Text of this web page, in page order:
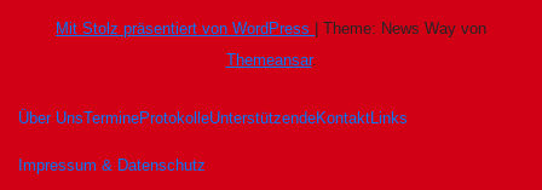
Mit Stolz präsentiert von WordPress
Theme: News Way von
Themeansar.
Über UnsTermineProtokolleUnterstützendeKontaktLinks
Impressum & Datenschutz